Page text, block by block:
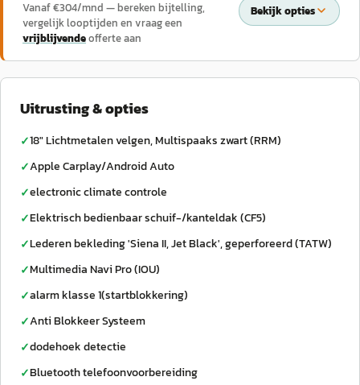
Vanaf €304/mnd — bereken bijtelling,
vergelijk looptijden en vraag een
vrijblijvendeofferte aan
Bekijk opties
Uitrusting & opties
✓18" Lichtmetalen velgen, Multispaaks zwart (RRM)
✓Apple Carplay/Android Auto
✓electronic climate controle
✓Elektrisch bedienbaar schuif-/kanteldak (CF5)
✓Lederen bekleding 'Siena II, Jet Black', geperforeerd (TATW)
✓Multimedia Navi Pro (IOU)
✓alarm klasse 1(startblokkering)
✓Anti Blokkeer Systeem
✓dodehoek detectie
✓Bluetooth telefoonvoorbereiding